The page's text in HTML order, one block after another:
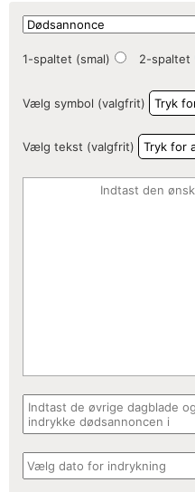
1-spaltet (smal) 2-spaltet
Vælg symbol (valgfrit) Tryk
Vælg tekst (valgfrit) Tryk for